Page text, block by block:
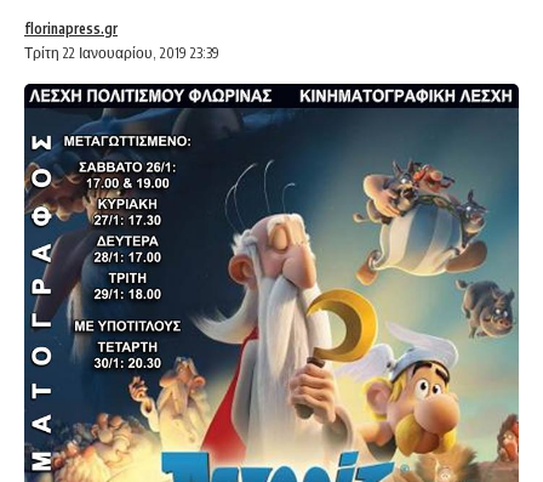
Τρίτη 22 Ιανουαρίου, 2019 23:39
florinapress.gr